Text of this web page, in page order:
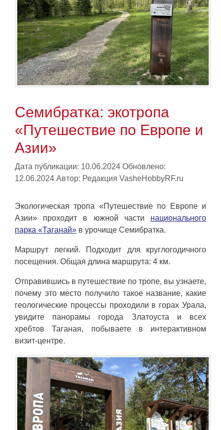
Семибратка: экотропа
«Путешествие по Европе и
Азии»
Дата публикации: 10.06.2024 Обновлено:
12.06.2024 Автор: Редакция VasheHobbyRF.ru
Экологическая тропа «Путешествие по Европе и
Азии» проходит в южной части национального
парка «Таганай» в урочище Семибратка.
Маршрут легкий. Подходит для круглогодичного
посещения. Общая длина маршрута: 4 км.
Отправившись в путешествие по тропе, вы узнаете,
почему это место получило такое название, какие
геологические процессы проходили в горах Урала,
увидите панорамы города Златоуста и всех
хребтов Таганая, побываете в интерактивном
визит-центре.